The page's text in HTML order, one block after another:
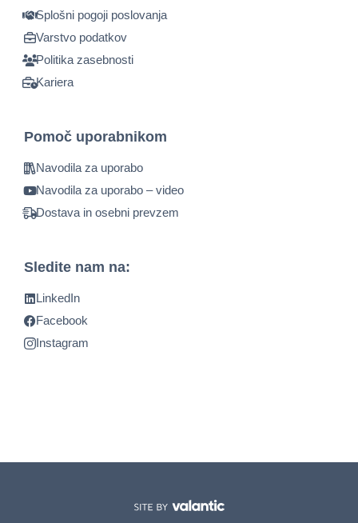
Splošni pogoji poslovanja
Varstvo podatkov
Politika zasebnosti
Kariera
Pomoč uporabnikom
Navodila za uporabo
Navodila za uporabo – video
Dostava in osebni prevzem
Sledite nam na:
LinkedIn
Facebook
Instagram